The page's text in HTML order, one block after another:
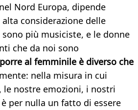
Nord Europa, dipende
considerazione delle
più musiciste, e le donne
che da noi sono
al femminile è diverso che
nella misura in cui
le nostre emozioni, i nostri
per nulla un fatto di essere